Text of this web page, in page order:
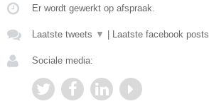
Er wordt gewerkt op afspraak.
Laatste tweets ▼ Laatste facebook posts
Sociale media: